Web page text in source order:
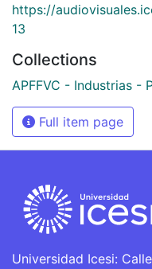
https://
13
Collections
APFFVC - Industrias -
Full item page
Universidad Icesi: Calle